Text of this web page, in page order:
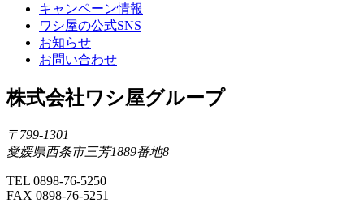
キャンペーン情報
ワシ屋の公式SNS
お知らせ
お問い合わせ
株式会社ワシ屋グループ
〒799-1301
愛媛県西条市三芳1889番地8
TEL 0898-76-5250
FAX 0898-76-5251